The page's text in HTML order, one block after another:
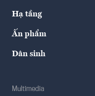
Hạ tầng
Ấn phẩm
Dân sinh
Multimedia